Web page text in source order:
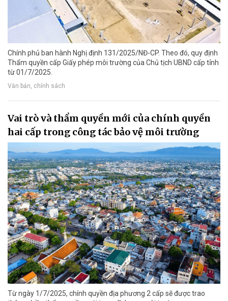
Chính phủ ban hành Nghị định 131/2025/NĐ-CP. Theo đó, quy định
Thẩm quyền cấp Giấy phép môi trường của Chủ tịch UBND cấp tỉnh
từ 01/7/2025.
Văn bản, chính sách
Vai trò và thẩm quyền mới của chính quyền
hai cấp trong công tác bảo vệ môi trường
Từ ngày 1/7/2025, chính quyền địa phương 2 cấp sẽ được trao